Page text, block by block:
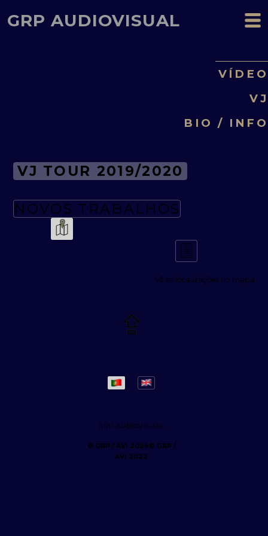
GRP AUDIOVISUAL
VÍDEO
VJ
BIO / INFO
VJ TOUR 2019/2020
NOVOS TRABALHOS
vê as localizações no mapa
GRP AUDIOVISUAL
© GRP /
AVI 2022